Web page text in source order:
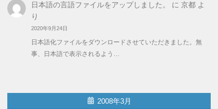
日本語の言語ファイルをアップしました。 に 京都よ
り
2020年9月24日
日本語化ファイルをダウンロードさせていただきました。無
事、日本語で表示されるよう…
2008年3月